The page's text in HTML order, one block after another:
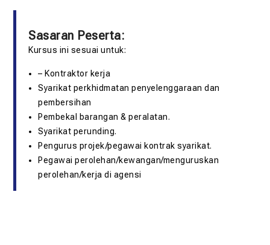
Sasaran Peserta:
Kursus ini sesuai untuk:
– Kontraktor kerja
Syarikat perkhidmatan penyelenggaraan dan
pembersihan
Pembekal barangan & peralatan.
Syarikat perunding.
Pengurus projek/pegawai kontrak syarikat.
Pegawai perolehan/kewangan/menguruskan
perolehan/kerja di agensi